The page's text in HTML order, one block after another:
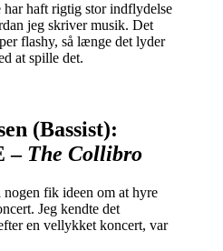
haft rigtig stor indflydelse
jeg skriver musik. Det
flashy, så længe det lyder
at spille det.
(Bassist):
– The Collibro
nogen fik ideen om at hyre
Jeg kendte det
en vellykket koncert, var